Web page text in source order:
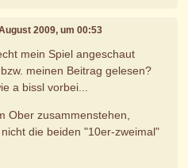
2009, um 00:53
mein Spiel angeschaut
meinen Beitrag gelesen?
a bissl vorbei...
Ober zusammenstehen,
die beiden "10er-zweimal"